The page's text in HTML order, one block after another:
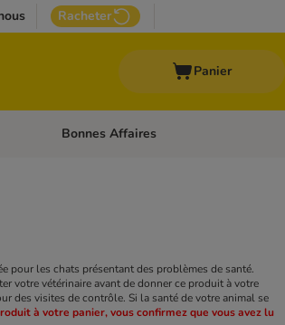
Racheter
Panier
Dérouler les catégories: Marques
Bonnes Affaires
pour les chats présentant des problèmes de santé.
votre vétérinaire avant de donner ce produit à votre
des visites de contrôle. Si la santé de votre animal se
à votre panier, vous confirmez que vous avez lu